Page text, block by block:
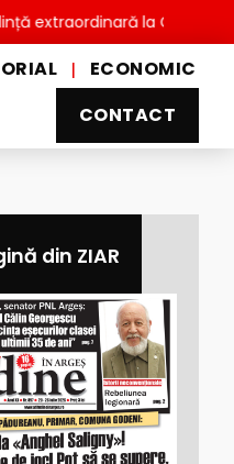
la Consiliul Local
|
ECONOMIC
CONTACT
din ZIAR